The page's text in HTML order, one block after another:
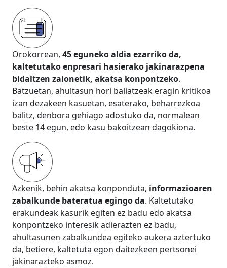
Orokorrean, 45 eguneko aldia ezarriko da,
kaltetutako enpresari hasierako jakinarazpena
bidaltzen zaionetik, akatsa konpontzeko.
Batzuetan, ahultasun hori baliatzeak eragin kritikoa
izan dezakeen kasuetan, esaterako, beharrezkoa
balitz, denbora gehiago adostuko da, normalean
beste 14 egun, edo kasu bakoitzean dagokiona.
Azkenik, behin akatsa konponduta, informazioaren
zabalkunde bateratua egingo da. Kaltetutako
erakundeak kasurik egiten ez badu edo akatsa
konpontzeko interesik adierazten ez badu,
ahultasunen zabalkundea egiteko aukera aztertuko
da, betiere, kaltetuta egon daitezkeen pertsonei
jakinarazteko asmoz.